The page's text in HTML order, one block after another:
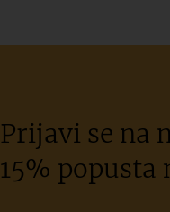
Prijavi se na
15%